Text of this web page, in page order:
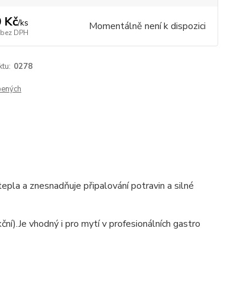
Kč/ks
bez DPH Momentálně není k dispozici
0278
a znesnadňuje připalování potravin a silné
Je vhodný i pro mytí v profesionálních gastro